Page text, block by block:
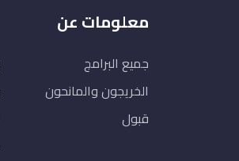
معلومات عن
جميع البرامج
الخريجون والمانحون
قبول